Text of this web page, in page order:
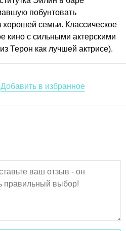
побунтовать
хорошей семьи. Классическое
кино с сильными актерскими
Терон как лучшей актрисе).